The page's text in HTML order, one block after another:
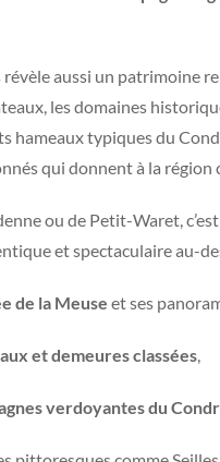
aussi un patrimoine
les domaines
hameaux typiques du
qui donnent à la région
ou de Petit-Waret,
et spectaculaire au-
de la Meuse et ses
et demeures classées
verdoyantes du